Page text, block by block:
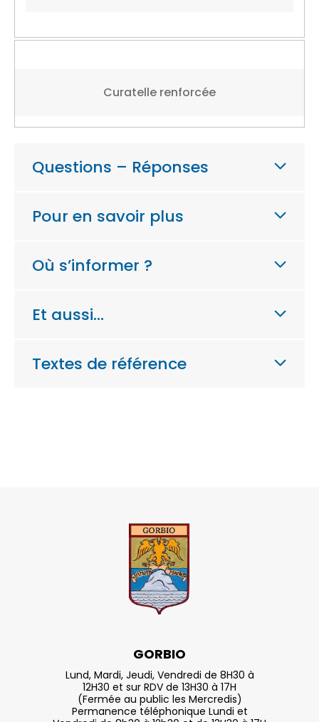
Curatelle renforcée
Questions – Réponses
Pour en savoir plus
Où s’informer ?
Et aussi…
Textes de référence
GORBIO
Lund, Mardi, Jeudi, Vendredi de 8H30 à
12H30 et sur RDV de 13H30 à 17H
(Fermée au public les Mercredis)
Permanence téléphonique Lundi et